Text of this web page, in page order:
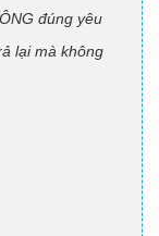
đúng yêu
lại mà không